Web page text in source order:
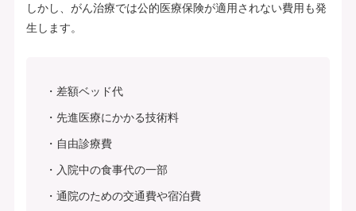
しかし、がん治療では公的医療保険が適用されない費用も発
生します。
差額ベッド代
先進医療にかかる技術料
自由診療費
入院中の食事代の一部
通院のための交通費や宿泊費